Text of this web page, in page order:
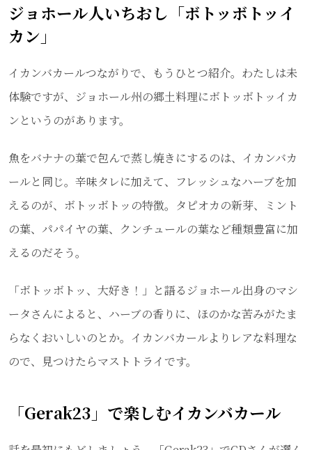
ジョホール人いちおし「ボトッボトッイ
カン」
イカンバカールつながりで、もうひとつ紹介。わたしは未
体験ですが、ジョホール州の郷土料理にボトッボトッイカ
ンというのがあります。
魚をバナナの葉で包んで蒸し焼きにするのは、イカンバカ
ールと同じ。辛味タレに加えて、フレッシュなハーブを加
えるのが、ボトッボトッの特徴。タピオカの新芽、ミント
の葉、パパイヤの葉、クンチュールの葉など種類豊富に加
えるのだそう。
「ボトッボトッ、大好き！」と語るジョホール出身のマシ
ータさんによると、ハーブの香りに、ほのかな苦みがたま
らなくおいしいのとか。イカンバカールよりレアな料理な
ので、見つけたらマストトライです。
「Gerak23」で楽しむイカンバカール